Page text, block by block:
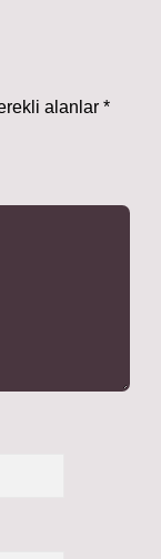
alanlar *